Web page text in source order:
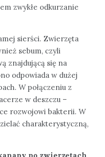
zwykłe odkurzanie
sierści. Zwierzęta
sebum, czyli
znajdującą się na
odpowiada w dużej
W połączeniu z
w deszczu –
rozwojowi bakterii. W
charakterystyczną,
po zwierzętach